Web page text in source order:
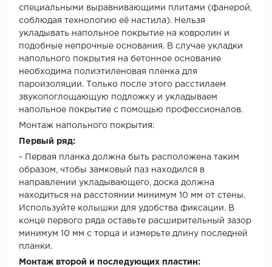
специальными выравнивающими плитами (фанерой,
соблюдая технологию её настила). Нельзя
укладывать напольное покрытие на ковролин и
подобные непрочные основания. В случае укладки
напольного покрытия на бетонное основание
необходима полиэтиленовая пленка для
пароизоляции. Только после этого расстилаем
звукопоглощающую подложку и укладываем
напольное покрытие с помощью профессионалов.
Монтаж напольного покрытия:
Первый ряд:
- Первая планка должна быть расположена таким
образом, чтобы замковый паз находился в
направлении укладывающего, доска должна
находиться на расстоянии минимум 10 мм от стены.
Используйте колышки для удобства фиксации. В
конце первого ряда оставьте расширительный зазор
минимум 10 мм с торца и измерьте длину последней
планки.
Монтаж второй и последующих пластин: